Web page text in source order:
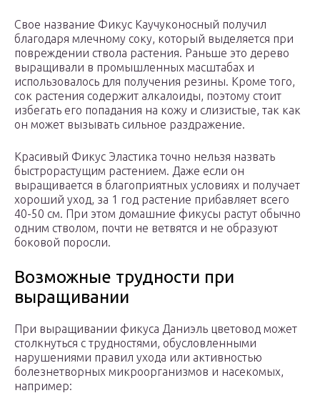
Свое название Фикус Каучуконосный получил
благодаря млечному соку, который выделяется при
повреждении ствола растения. Раньше это дерево
выращивали в промышленных масштабах и
использовалось для получения резины. Кроме того,
сок растения содержит алкалоиды, поэтому стоит
избегать его попадания на кожу и слизистые, так как
он может вызывать сильное раздражение.
Красивый Фикус Эластика точно нельзя назвать
быстрорастущим растением. Даже если он
выращивается в благоприятных условиях и получает
хороший уход, за 1 год растение прибавляет всего
40-50 см. При этом домашние фикусы растут обычно
одним стволом, почти не ветвятся и не образуют
боковой поросли.
Возможные трудности при
выращивании
При выращивании фикуса Даниэль цветовод может
столкнуться с трудностями, обусловленными
нарушениями правил ухода или активностью
болезнетворных микроорганизмов и насекомых,
например: